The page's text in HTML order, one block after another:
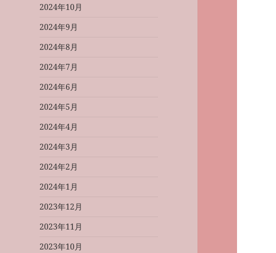
2024年10月
2024年9月
2024年8月
2024年7月
2024年6月
2024年5月
2024年4月
2024年3月
2024年2月
2024年1月
2023年12月
2023年11月
2023年10月